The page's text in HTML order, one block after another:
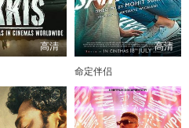
高清 高清
命定伴侣